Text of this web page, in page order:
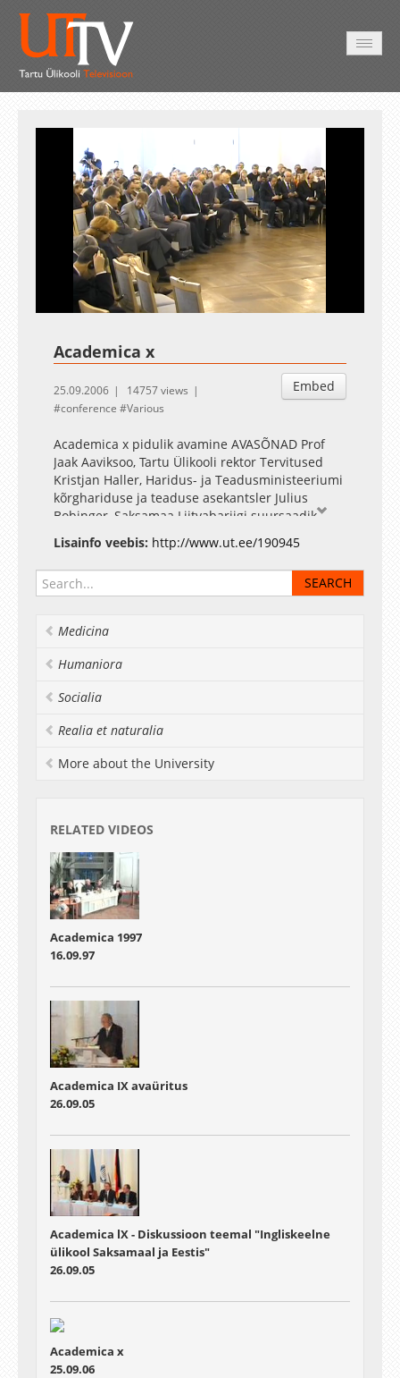
UnmuteLoaded
0.24%
Esituskiirused
Auto
Academica x
Embed
25.09.2006
14757 views
conference
Various
Academica x pidulik avamine AVASÕNAD Prof
Jaak Aaviksoo, Tartu Ülikooli rektor Tervitused
Kristjan Haller, Haridus- ja Teadusministeeriumi
kõrghariduse ja teaduse asekantsler Julius
Bobinger, Saksamaa Liitvabariigi suursaadik
Eestis Dr Jochen Kirchhoff, Eesti aukonsul
Düsseldorfis, ürituse sponsori Nordrhein-
Westfaleni liidumaa Tööandjate Liidu esindaja
Dr Markus Stanat, Fritz Thyssen Stiftungi
välisministeeriumi kultuuri- ja haridusosakonna
juhataja "Viimane aastakümme Eestis ja
Saksamaal: kuhu me oleme jõudnud?" Mart Laar,
aastatel 1992-1994 ja 1999-2002 "Saksa ja Eesti -
esitlus Karin Pajuste, Tartu Ülikooli välissuhete
Fotogalerii
Lisainfo veebis: http://www.ut.ee/190945
Medicina
Humaniora
Socialia
Realia et naturalia
More about the University
RELATED VIDEOS
Academica 1997
16.09.97
Academica IX avaüritus
26.09.05
Academica lX - Diskussioon teemal "Ingliskeelne
ülikool Saksamaal ja Eestis"
26.09.05
Academica x
25.09.06